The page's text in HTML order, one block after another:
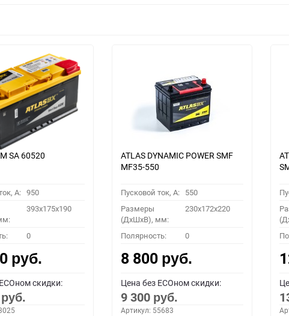
SA 60520
A: 950
393x175x190
0
руб.
скидки:
руб.
ATLAS DYNAMIC POWER SMF
MF35-550
Пусковой ток, A: 550
Размеры
(ДхШхВ), мм:
230x172x220
Полярность: 0
8 800 руб.
Цена без ECOном скидки:
9 300 руб.
Артикул: 55683